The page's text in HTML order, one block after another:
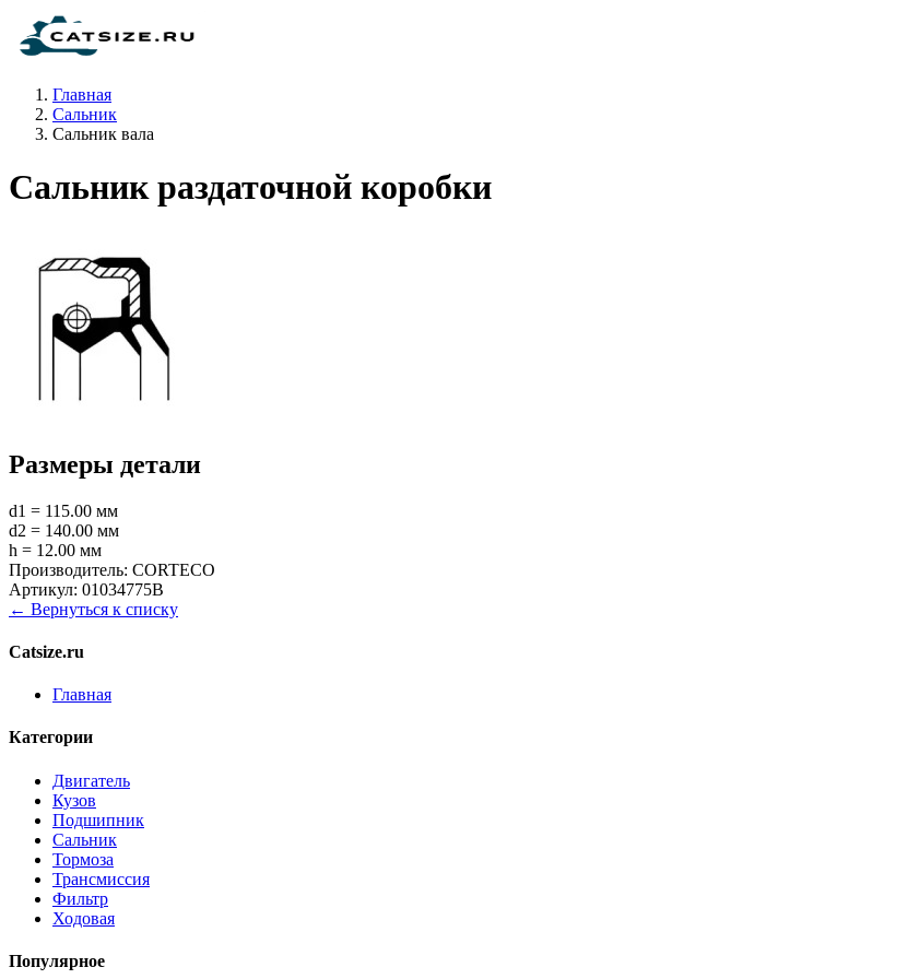
Главная
Сальник
Сальник вала
Сальник раздаточной коробки
Размеры детали
d1 = 115.00 мм
d2 = 140.00 мм
h = 12.00 мм
Производитель: CORTECO
Артикул: 01034775B
← Вернуться к списку
Catsize.ru
Главная
Категории
Двигатель
Кузов
Подшипник
Сальник
Тормоза
Трансмиссия
Фильтр
Ходовая
Популярное